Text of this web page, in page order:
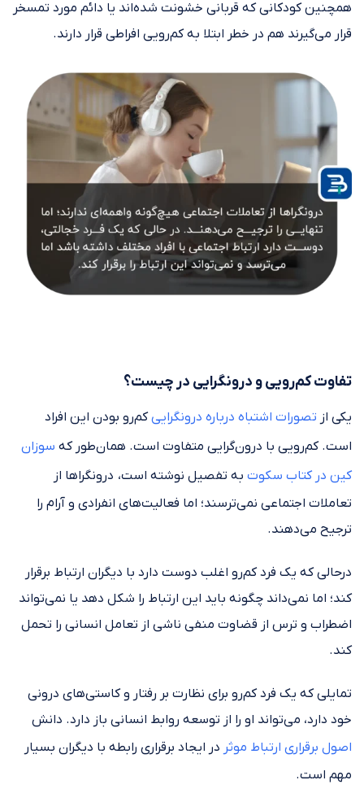
همچنین کودکانی که قربانی خشونت شده‌اند یا دائم مورد تمسخر
قرار می‌گیرند هم در خطر ابتلا به کم‌رویی افراطی قرار دارند.
تفاوت کم‌رویی و درونگرایی در چیست؟
یکی از تصورات اشتباه درباره درونگراییکم‌رو بودن این افراد
است. کم‌رویی با درون‌گرایی متفاوت است. همان‌طور که سوزان
کین در کتاب سکوت به تفصیل نوشته است، درونگراها از
تعاملات اجتماعی نمی‌ترسند؛ اما فعالیت‌های انفرادی و آرام را
ترجیح می‌دهند.
درحالی که یک فرد کم‌رو اغلب دوست دارد با دیگران ارتباط برقرار
کند؛ اما نمی‌داند چگونه باید این ارتباط را شکل دهد یا نمی‌تواند
اضطراب و ترس از قضاوت منفی ناشی از تعامل انسانی را تحمل
کند.
تمایلی که یک فرد کم‌رو برای نظارت بر رفتار و کاستی‌های درونی
خود دارد، می‌تواند او را از توسعه روابط انسانی باز دارد. دانش
اصول برقراری ارتباط موثر در ایجاد برقراری رابطه با دیگران بسیار
مهم است.